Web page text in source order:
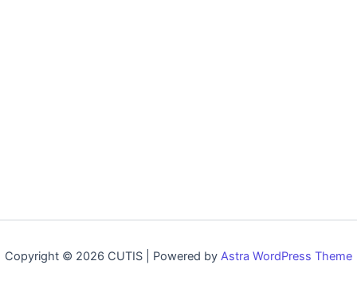
Copyright © 2026 CUTIS | Powered by Astra WordPress Theme